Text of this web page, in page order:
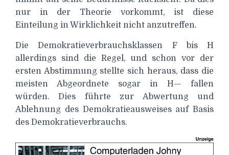
nur in der Theorie vorkommt, ist diese
Einteilung in Wirklichkeit nicht anzutreffen.
Die Demokratieverbrauchsklassen F bis H
allerdings sind die Regel, und schon vor der
ersten Abstimmung stellte sich heraus, dass die
meisten Abgeordnete sogar in H— fallen
würden. Dies führte zur Abwertung und
Ablehnung des Demokratieausweises auf Basis
des Demokratieverbrauchs.